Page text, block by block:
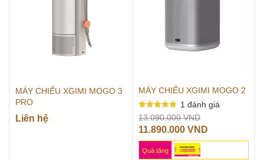
MÁY CHIẾU XGIMI MOGO 3
PRO
Liên hệ
MÁY CHIẾU XGIMI MOGO 2
Được xếp
hạng
5.00
1 đánh giá
13.090.000VNDGiá
gốc
là:
13.090.000
11.890.000 VND
hiện
Quà tặng